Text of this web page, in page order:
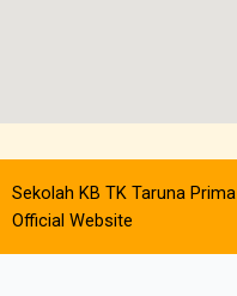
Sekolah KB TK Taruna Prima
Official Website